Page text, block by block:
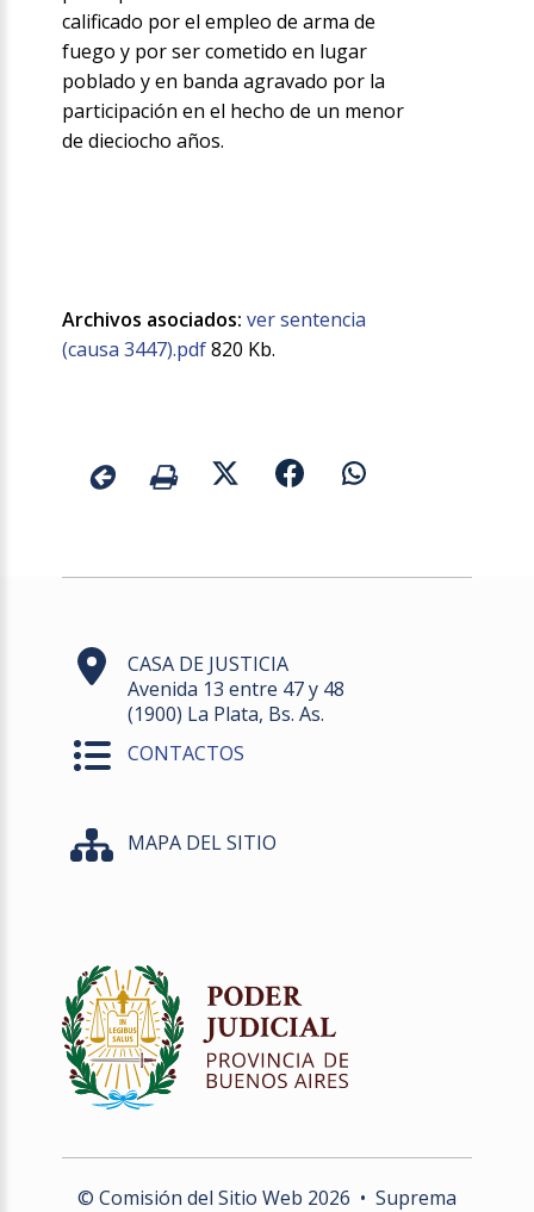
calificado por el empleo de arma de
fuego y por ser cometido en lugar
poblado y en banda agravado por la
participación en el hecho de un menor
de dieciocho años.
Archivos asociados: ver sentencia
(causa 3447).pdf820 Kb.
CASA DE JUSTICIA
Avenida 13 entre 47 y 48
(1900) La Plata, Bs. As.
CONTACTOS
MAPA DEL SITIO
© Comisión del Sitio Web 2026 • Suprema